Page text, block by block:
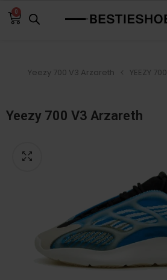
0
YEEZY 700
Yeezy 700 V3 Arzareth
Yeezy 700 V3 Arzareth